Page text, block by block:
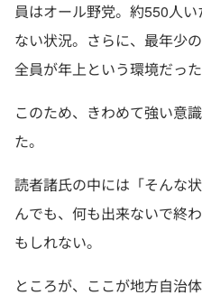
員はオール野党。約550人
ない状況。さらに、最年少
全員が年上という環境だった
このため、きわめて強い意
た。
読者諸氏の中には「そんな
んでも、何も出来ないで終
もしれない。
ところが、ここが地方自治